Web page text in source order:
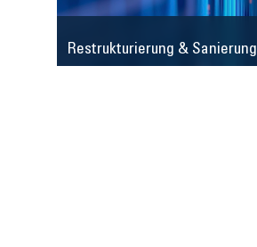
Restrukturierung & Sanierung